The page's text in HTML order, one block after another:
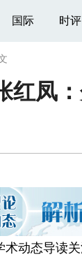
国际 时评
红凤
动态导读关